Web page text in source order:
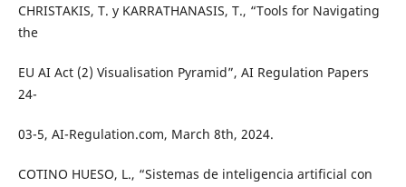
CHRISTAKIS, T. y KARRATHANASIS, T., “Tools for Navigating
the
EU AI Act (2) Visualisation Pyramid”, AI Regulation Papers
24-
03-5, AI-Regulation.com, March 8th, 2024.
COTINO HUESO, L., “Sistemas de inteligencia artificial con